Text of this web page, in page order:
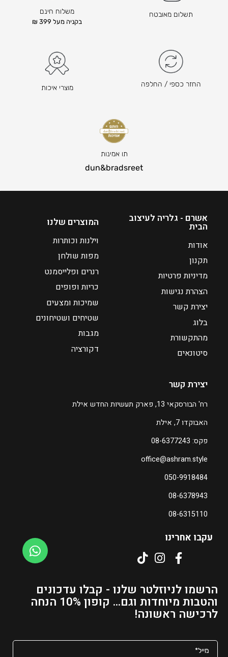
תשלום מאובטח משלוח חינם
בקניה מעל 399 ₪
החזר כספי / החלפה מוצרי איכות
תו אמינות
dun&bradsreet
עקבו אחרינו
הרשמו לניוזלטר שלנו - קבלו עדכונים
והטבות מיוחדות וגם... קופון 10% הנחה
לרכישה ראשונה!
יצירת קשר
רח' הבורסקאי 13, פארק תעשיות החדש אילת
האבוקדו 7, אילת
פקס: 08-6377243
office@ashram.style
050-9918484
08-6378943
08-6315110
המוצרים שלנו
וילנות וכותרות
מפות שולחן
רנרים ופלייסמנט
כריות ופופים
שמיכות ומצעים
שטיחים ושטיחונים
מגבות
דקורציה
אשרם - גלריה לעיצוב
הבית
אודות
תקנון
מדיניות פרטיות
הצהרת נגישות
יצירת קשר
בלוג
מהתקשורת
סיטונאים